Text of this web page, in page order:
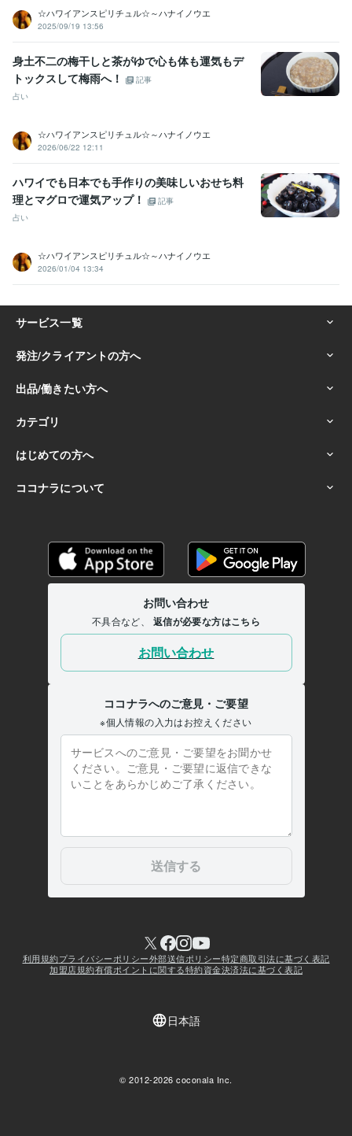
☆ハワイアンスピリチュル☆～ハナイノウエ
2025/09/19 13:56
身土不二の梅干しと茶がゆで心も体も運気もデ
トックスして梅雨へ！
記事
占い
☆ハワイアンスピリチュル☆～ハナイノウエ
2026/06/22 12:11
ハワイでも日本でも手作りの美味しいおせち料
理とマグロで運気アップ！
記事
占い
☆ハワイアンスピリチュル☆～ハナイノウエ
2026/01/04 13:34